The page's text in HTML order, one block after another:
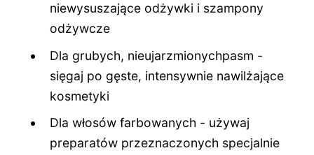
niewysuszające odżywki i szampony
odżywcze
Dla grubych, nieujarzmionychpasm -
sięgaj po gęste, intensywnie nawilżające
kosmetyki
Dla włosów farbowanych - używaj
preparatów przeznaczonych specjalnie